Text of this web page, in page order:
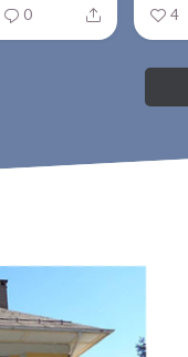
0 4